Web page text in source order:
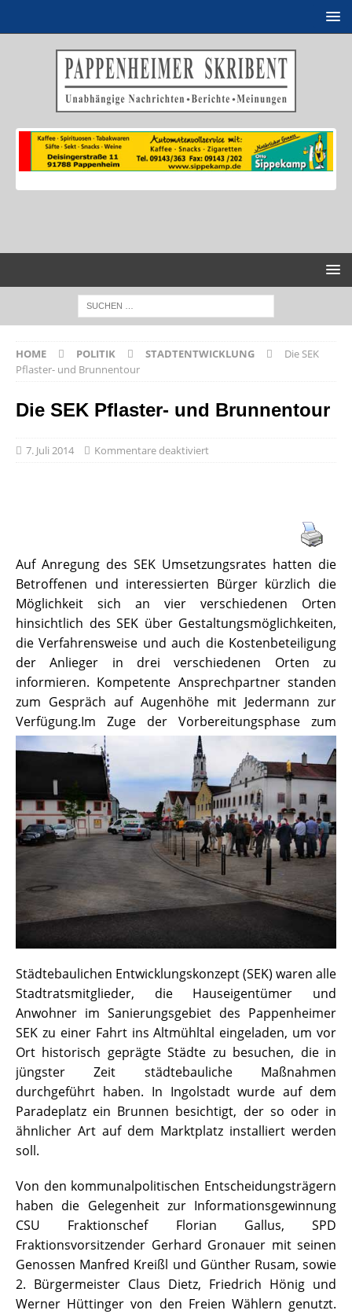
HOME POLITIK STADTENTWICKLUNG
Die SEK
Pflaster- und Brunnentour
Die SEK Pflaster- und Brunnentour
7. Juli 2014 Kommentare deaktiviert
Auf Anregung des SEK Umsetzungsrates hatten die
Betroffenen und interessierten Bürger kürzlich die
Möglichkeit sich an vier verschiedenen Orten
hinsichtlich des SEK über Gestaltungsmöglichkeiten,
die Verfahrensweise und auch die Kostenbeteiligung
der Anlieger in drei verschiedenen Orten zu
informieren. Kompetente Ansprechpartner standen
zum Gespräch auf Augenhöhe mit Jedermann zur
Verfügung.Im Zuge der Vorbereitungsphase zum
Städtebaulichen Entwicklungskonzept (SEK) waren alle
Stadtratsmitglieder, die Hauseigentümer und
Anwohner im Sanierungsgebiet des Pappenheimer
SEK zu einer Fahrt ins Altmühltal eingeladen, um vor
Ort historisch geprägte Städte zu besuchen, die in
jüngster Zeit städtebauliche Maßnahmen
durchgeführt haben. In Ingolstadt wurde auf dem
Paradeplatz ein Brunnen besichtigt, der so oder in
ähnlicher Art auf dem Marktplatz installiert werden
soll.
Von den kommunalpolitischen Entscheidungsträgern
haben die Gelegenheit zur Informationsgewinnung
CSU Fraktionschef Florian Gallus, SPD
Fraktionsvorsitzender Gerhard Gronauer mit seinen
Genossen Manfred Kreißl und Günther Rusam, sowie
2. Bürgermeister Claus Dietz, Friedrich Hönig und
Werner Hüttinger von den Freien Wählern genutzt.